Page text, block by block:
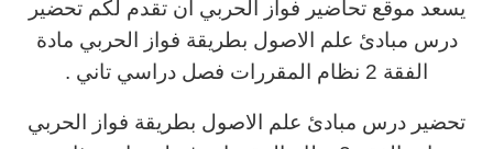
يسعد موقع تحاضير فواز الحربي أن تقدم لكم تحضير
درس مبادئ علم الاصول بطريقة فواز الحربي مادة
الفقة 2 نظام المقررات فصل دراسي تاني .
تحضير درس مبادئ علم الاصول بطريقة فواز الحربي